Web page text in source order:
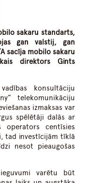
sakaru standarts,
gan valstij, gan
sacīja mobilo sakaru
direktors Gints
konsultāciju
telekomunikāciju
izmaksas var
spēlētāji dalās ar
centīsies
tad investīcijām tīklā
nesot pieaugošas
varētu būt